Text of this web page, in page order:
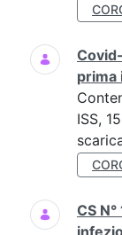
prima
ISS,
CS N°